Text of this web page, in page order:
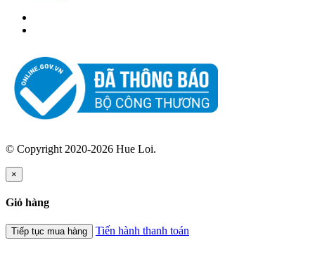
© Copyright 2020-2026 Hue Loi.
×
Giỏ hàng
Tiếp tục mua hàng Tiến hành thanh toán